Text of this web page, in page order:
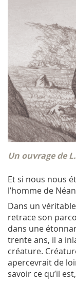
Un ouvrage de
Et si nous nous
l’homme de
Dans un
retrace son
dans une
trente ans, il a
créature.
apercevrait de
savoir ce qu’il